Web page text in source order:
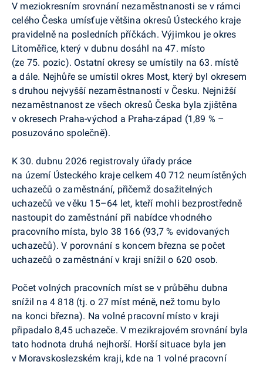
V meziokresním srovnání nezaměstnanosti se v rámci
celého Česka umísťuje většina okresů Ústeckého kraje
pravidelně na posledních příčkách. Výjimkou je okres
Litoměřice, který v dubnu dosáhl na 47. místo
(ze 75. pozic). Ostatní okresy se umístily na 63. místě
a dále. Nejhůře se umístil okres Most, který byl okresem
s druhou nejvyšší nezaměstnaností v Česku. Nejnižší
nezaměstnanost ze všech okresů Česka byla zjištěna
v okresech Praha-východ a Praha-západ (1,89 % –
posuzováno společně).
K 30. dubnu 2026 registrovaly úřady práce
na území Ústeckého kraje celkem 40 712 neumístěných
uchazečů o zaměstnání, přičemž dosažitelných
uchazečů ve věku 15–64 let, kteří mohli bezprostředně
nastoupit do zaměstnání při nabídce vhodného
pracovního místa, bylo 38 166 (93,7 % evidovaných
uchazečů).V porovnání s koncem března se počet
uchazečů o zaměstnání v kraji snížil o 620 osob.
Počet volných pracovních míst se v průběhu dubna
snížil na 4 818 (tj. o 27 míst méně, než tomu bylo
na konci března). Na volné pracovní místo v kraji
připadalo 8,45 uchazeče. V mezikrajovém srovnání byla
tato hodnota druhá nejhorší. Horší situace byla jen
v Moravskoslezském kraji, kde na 1 volné pracovní